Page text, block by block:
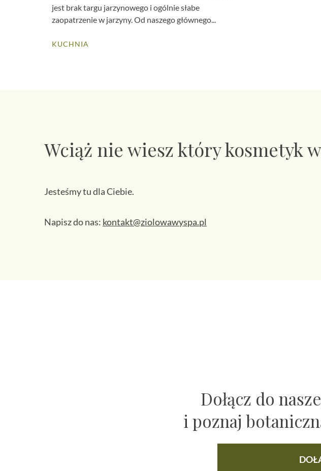
jest brak targu jarzynowego i ogólnie słabe
zaopatrzenie w jarzyny. Od naszego głównego...
KUCHNIA
Wciąż nie wiesz który kosmetyk
Jesteśmy tu dla Ciebie.
Napisz do nas: kontakt@ziolowawyspa.pl
Dołącz do
i poznaj